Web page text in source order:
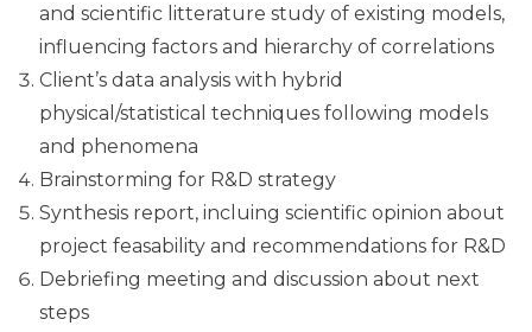
and scientific litterature study of existing models,
influencing factors and hierarchy of correlations
Client’s data analysis with hybrid
physical/statistical techniques following models
and phenomena
Brainstorming for R&D strategy
Synthesis report, incluing scientific opinion about
project feasability and recommendations for R&D
Debriefing meeting and discussion about next
steps